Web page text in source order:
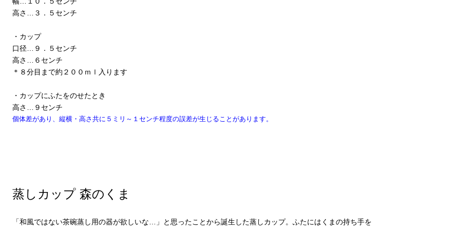
高さ…３．５センチ
・カップ
口径…９．５センチ
高さ…６センチ
＊８分目まで約２００ｍｌ入ります
・カップにふたをのせたとき
高さ…９センチ
個体差があり、縦横・高さ共に５ミリ～１センチ程度の誤差が生じることがあります。
蒸しカップ 森のくま
「和風ではない茶碗蒸し用の器が欲しいな…」と思ったことから誕生した蒸しカップ。ふたにはくまの持ち手を